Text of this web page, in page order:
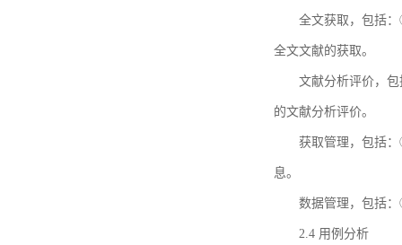
全文获取，包括
全文文献的获取。
文献分析评价，
的文献分析评价。
获取管理，包括
息。
数据管理，包括
2.4 用例分析